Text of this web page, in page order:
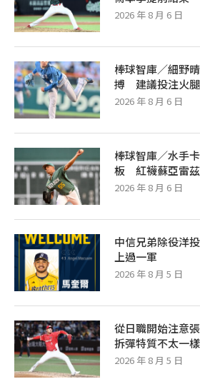
2026 年 8 月 6 日
棒球智庫／細野
搏 建議投注火
2026 年 8 月 6 日
棒球智庫／水手
板 紅襪蘇亞雷
2026 年 8 月 6 日
中信兄弟除役洋
上過一軍
2026 年 8 月 5 日
從日職開始注意
拆彈特質不太一樣
2026 年 8 月 5 日